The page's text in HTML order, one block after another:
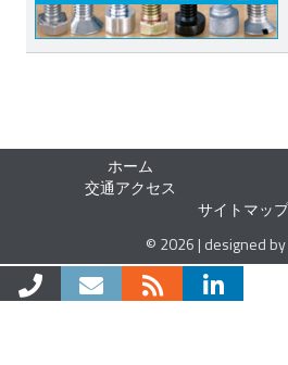
ホーム
交通アクセス
サイトマップ
© 2026 | designed by